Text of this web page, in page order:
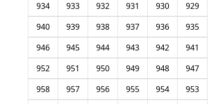
929
930
931
932
933
934
935
936
937
938
939
940
941
942
943
944
945
946
947
948
949
950
951
952
953
954
955
956
957
958